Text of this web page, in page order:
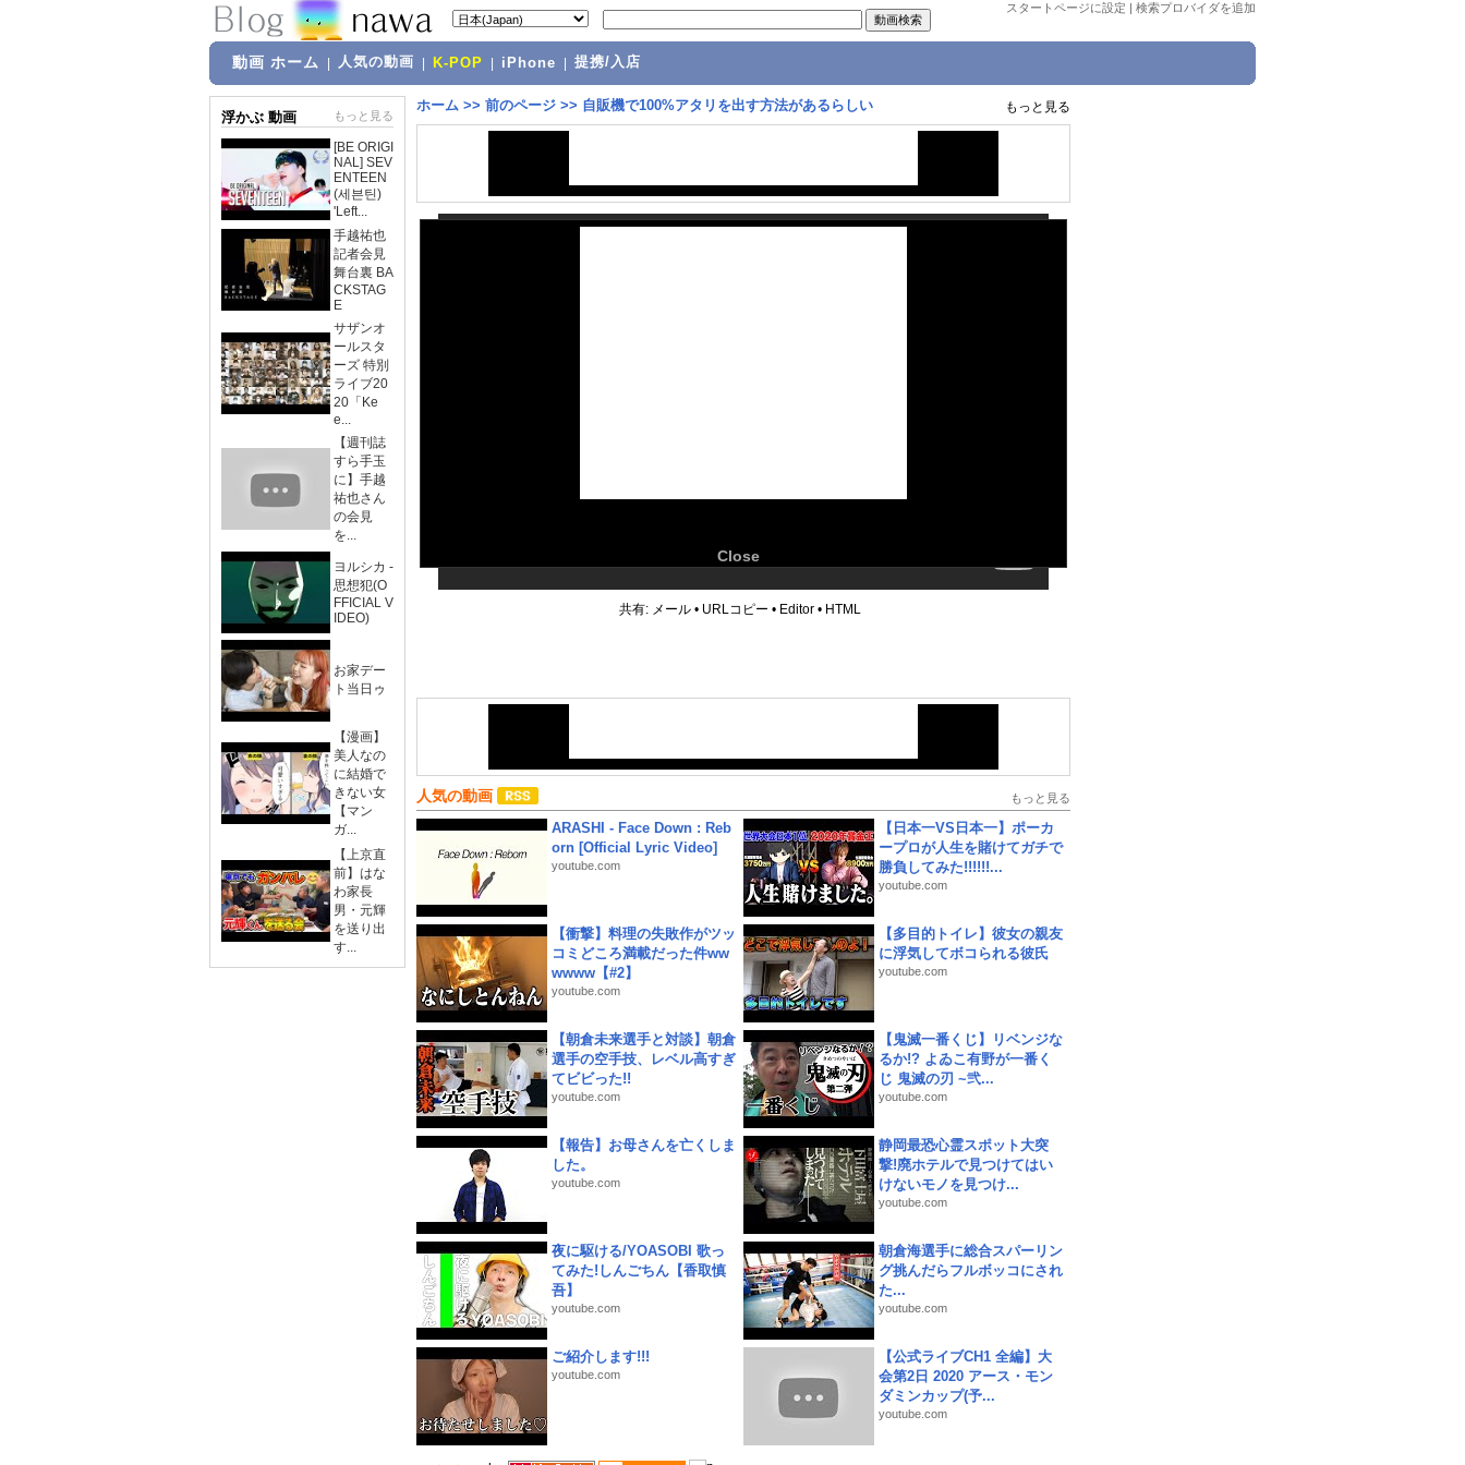
スタートページに設定 | 検索プロバイダを追加
動画 ホーム 人気の動画 K-POP iPhone 提携/入店
浮かぶ 動画 もっと見る
[BE ORIGI
NAL] SEV
ENTEEN
(세븐틴)
'Left...
手越祐也
記者会見
舞台裏 BA
CKSTAG
E
サザンオ
ールスタ
ーズ 特別
ライブ20
20「Ke
e...
【週刊誌
すら手玉
に】手越
祐也さん
の会見
を...
ヨルシカ -
思想犯(O
FFICIAL V
IDEO)
お家デー
ト当日ゥ
【漫画】
美人なの
に結婚で
きない女
【マン
ガ...
【上京直
前】はな
わ家長
男・元輝
を送り出
す...
ホーム >> 前のページ >> 自販機で100%アタリを出す方法があるらしい もっと見る
Close
共有: メール • URLコピー • Editor • HTML
人気の動画 もっと見る
ARASHI - Face Down : Reb
orn [Official Lyric Video]
youtube.com
【日本一VS日本一】ポーカ
ープロが人生を賭けてガチで
勝負してみた!!!!!!...
youtube.com
【衝撃】料理の失敗作がツッ
コミどころ満載だった件ww
wwww【#2】
youtube.com
【多目的トイレ】彼女の親友
に浮気してボコられる彼氏
youtube.com
【朝倉未来選手と対談】朝倉
選手の空手技、レベル高すぎ
てビビった!!
youtube.com
【鬼滅一番くじ】リベンジな
るか!? よゐこ有野が一番く
じ 鬼滅の刃 ~弐...
youtube.com
【報告】お母さんを亡くしま
した。
youtube.com
静岡最恐心霊スポット大突
撃!廃ホテルで見つけてはい
けないモノを見つけ...
youtube.com
夜に駆ける/YOASOBI 歌っ
てみた!しんごちん【香取慎
吾】
youtube.com
朝倉海選手に総合スパーリン
グ挑んだらフルボッコにされ
た...
youtube.com
ご紹介します!!!
youtube.com
【公式ライブCH1 全編】大
会第2日 2020 アース・モン
ダミンカップ(予...
youtube.com